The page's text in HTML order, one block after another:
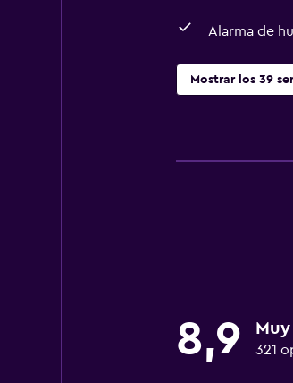
Alarma de
Mostrar los 39
8,9 321